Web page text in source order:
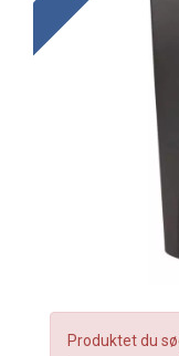
Produktet du